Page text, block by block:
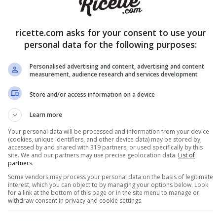
la foto del prodotto richiamato
venduti da un anno a questa parte e risiede nella
con gli alimenti. Questo significa che il vetro o le
non idonee
per l’uso quotidiano.
hai in casa
per mantenere il rapporto di fiducia tra brand e
dei propri clienti è la priorità assoluta e ha attivato
3060031, non gettarli semplicemente nella spazzatura. Puoi
Flying Tiger Copenhagen. Non è necessario esibire lo
istruito per procedere al rimborso completo degli articoli
ricette.com asks for your consent to use your
personal data for the following purposes:
Personalised advertising and content, advertising and content
measurement, audience research and services development
Store and/or access information on a device
Learn more
Your personal data will be processed and information from your device
(cookies, unique identifiers, and other device data) may be stored by,
accessed by and shared with 319 partners, or used specifically by this
site. We and our partners may use precise geolocation data. List of
partners.
Some vendors may process your personal data on the basis of legitimate
interest, which you can object to by managing your options below. Look
for a link at the bottom of this page or in the site menu to manage or
withdraw consent in privacy and cookie settings.